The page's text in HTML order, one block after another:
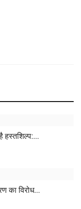
हस्तशिल्प:...
का विरोध...